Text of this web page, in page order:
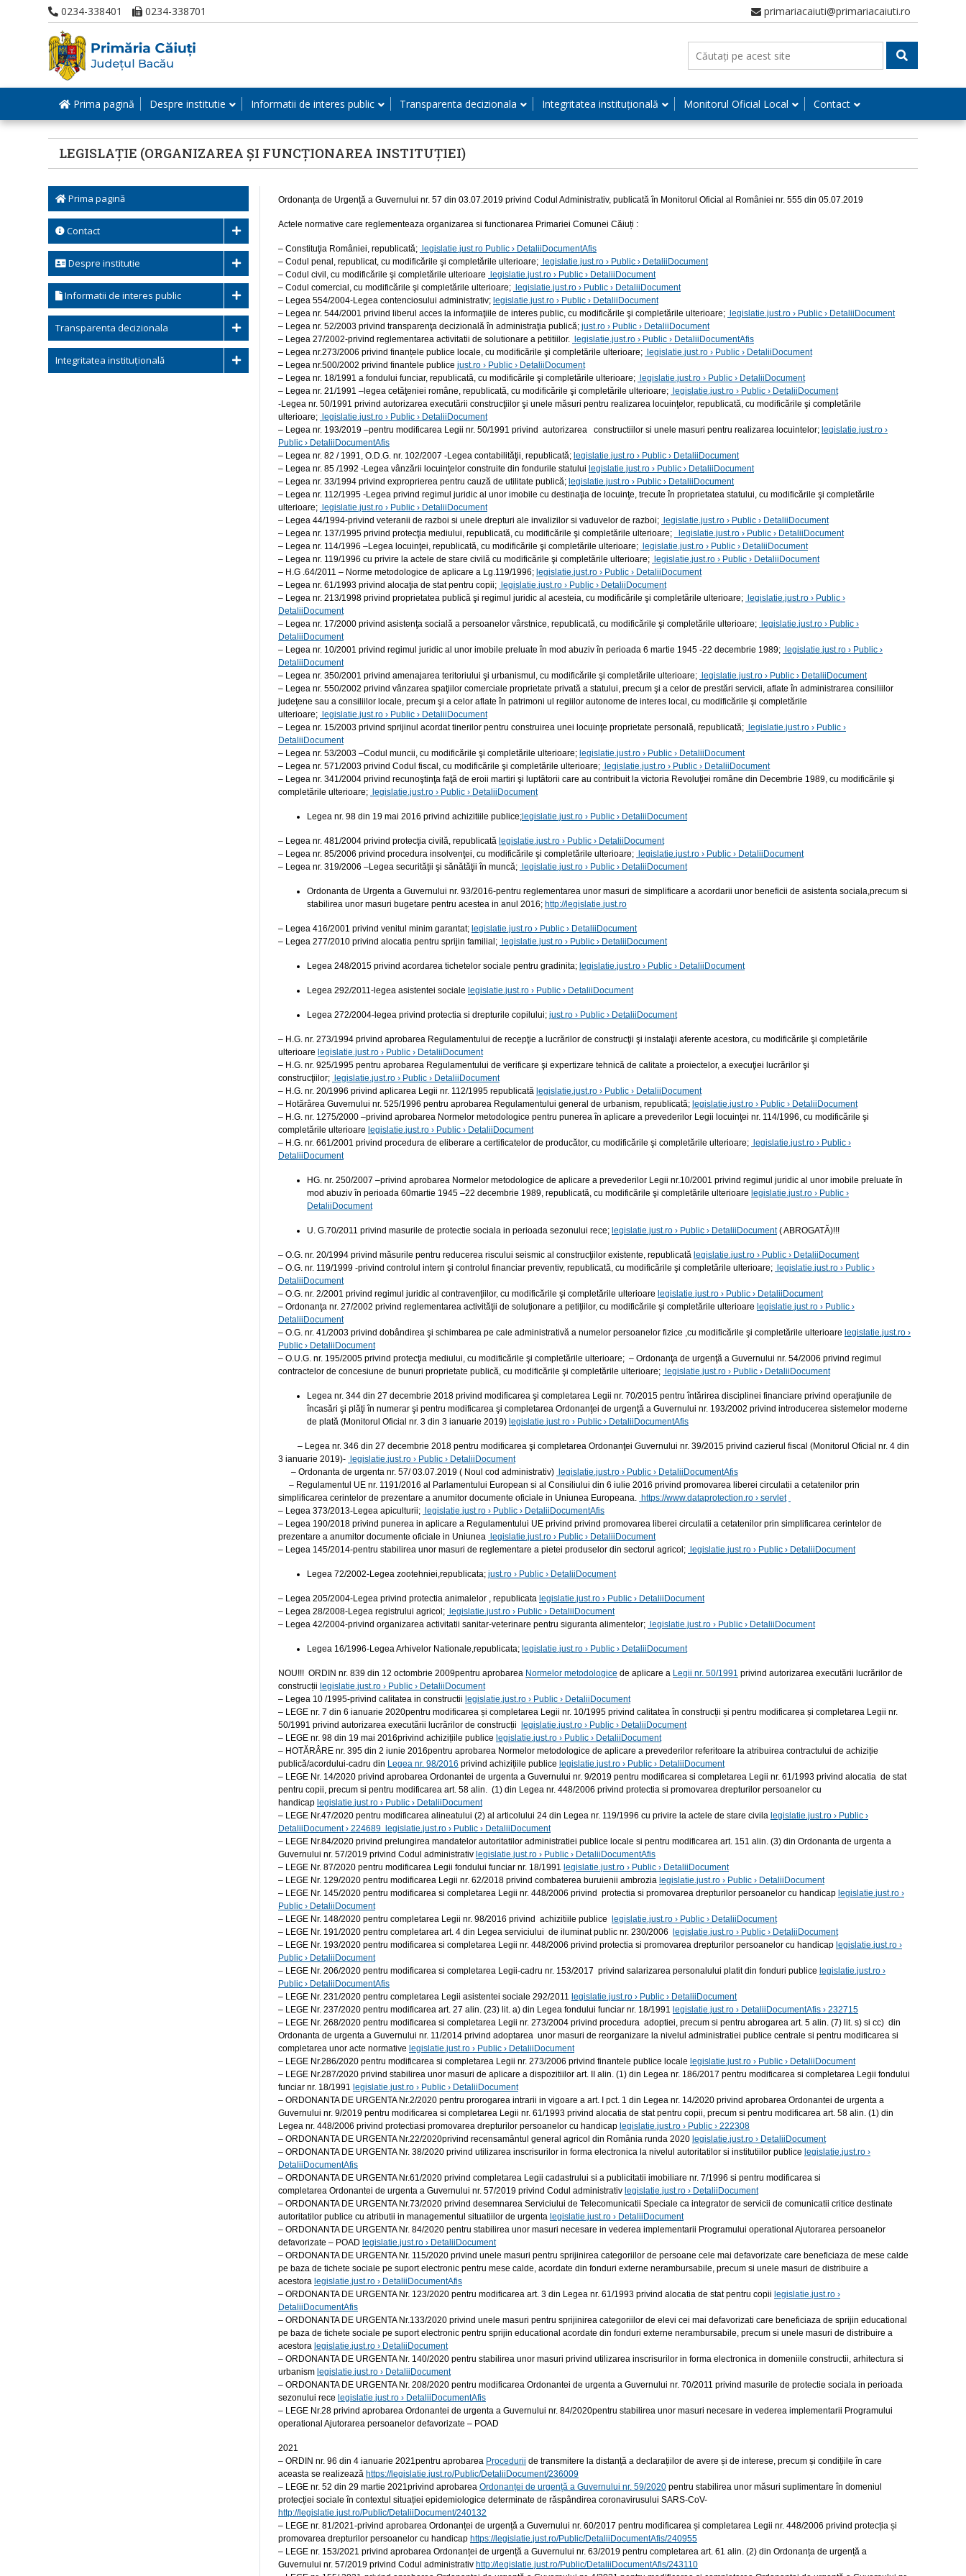
0234-338401 0234-338701 primariacaiuti@primariacaiuti.ro
Prima pagină Despre institutie Informatii de interes public Transparenta decizionala Integritatea instituțională Monitorul Oficial Local Contact
LEGISLAȚIE (ORGANIZAREA ȘI FUNCȚIONAREA INSTITUȚIEI)
Prima pagină
Contact
Despre institutie
Informatii de interes public
Transparenta decizionala
Integritatea instituțională
Ordonanța de Urgență a Guvernului nr. 57 din 03.07.2019 privind Codul Administrativ, publicată în Monitorul Oficial al României nr. 555 din 05.07.2019
Actele normative care reglementeaza organizarea si functionarea Primariei Comunei Căiuți :
– Constituţia României, republicată;
legislatie.just.ro Public › DetaliiDocumentAfis
– Codul penal, republicat, cu modificările şi completările ulterioare;
legislatie.just.ro › Public › DetaliiDocument
– Codul civil, cu modificările şi completările ulterioare
legislatie.just.ro › Public › DetaliiDocument
– Codul comercial, cu modificările şi completările ulterioare;
legislatie.just.ro › Public › DetaliiDocument
– Legea 554/2004-Legea contenciosului administrativ; legislatie.just.ro › Public › DetaliiDocument
– Legea nr. 544/2001 privind liberul acces la informaţiile de interes public, cu modificările şi completările ulterioare;
legislatie.just.ro › Public › DetaliiDocument
– Legea nr. 52/2003 privind transparenţa decizională în administraţia publică; just.ro › Public › DetaliiDocument
– Legea 27/2002-privind reglementarea activitatii de solutionare a petitiilor.
legislatie.just.ro › Public › DetaliiDocumentAfis
– Legea nr.273/2006 privind finanțele publice locale, cu modificările şi completările ulterioare;
legislatie.just.ro › Public › DetaliiDocument
– Legea nr.500/2002 privind finantele publice just.ro › Public › DetaliiDocument
– Legea nr. 18/1991 a fondului funciar, republicată, cu modificările şi completările ulterioare;
legislatie.just.ro › Public › DetaliiDocument
– Legea nr. 21/1991 –legea cetăţeniei române, republicată, cu modificările şi completările ulterioare;
legislatie.just.ro › Public › DetaliiDocument
-Legea nr. 50/1991 privind autorizarea executării construcţiilor şi unele măsuri pentru realizarea locuinţelor, republicată, cu modificările şi completările
ulterioare;
legislatie.just.ro › Public › DetaliiDocument
– Legea nr. 193/2019 –pentru modificarea Legii nr. 50/1991 privind autorizarea constructiilor si unele masuri pentru realizarea locuintelor; legislatie.just.ro ›
Public › DetaliiDocumentAfis
– Legea nr. 82 / 1991, O.D.G. nr. 102/2007 -Legea contabilităţii, republicată; legislatie.just.ro › Public › DetaliiDocument
– Legea nr. 85 /1992 -Legea vânzării locuinţelor construite din fondurile statului legislatie.just.ro › Public › DetaliiDocument
– Legea nr. 33/1994 privind exproprierea pentru cauză de utilitate publică; legislatie.just.ro › Public › DetaliiDocument
– Legea nr. 112/1995 -Legea privind regimul juridic al unor imobile cu destinaţia de locuinţe, trecute în proprietatea statului, cu modificările şi completările
ulterioare;
legislatie.just.ro › Public › DetaliiDocument
– Legea 44/1994-privind veteranii de razboi si unele drepturi ale invalizilor si vaduvelor de razboi;
legislatie.just.ro › Public › DetaliiDocument
– Legea nr. 137/1995 privind protecţia mediului, republicată, cu modificările şi completările ulterioare;
legislatie.just.ro › Public › DetaliiDocument
– Legea nr. 114/1996 –Legea locuinţei, republicată, cu modificările şi completările ulterioare;
legislatie.just.ro › Public › DetaliiDocument
– Legea nr. 119/1996 cu privire la actele de stare civilă cu modificările şi completările ulterioare;
legislatie.just.ro › Public › DetaliiDocument
– H.G .64/2011 – Norme metodologice de aplicare a Lg.119/1996; legislatie.just.ro › Public › DetaliiDocument
– Legea nr. 61/1993 privind alocaţia de stat pentru copii;
legislatie.just.ro › Public › DetaliiDocument
– Legea nr. 213/1998 privind proprietatea publică şi regimul juridic al acesteia, cu modificările şi completările ulterioare;
legislatie.just.ro › Public ›
DetaliiDocument
– Legea nr. 17/2000 privind asistenţa socială a persoanelor vârstnice, republicată, cu modificările şi completările ulterioare;
legislatie.just.ro › Public ›
DetaliiDocument
– Legea nr. 10/2001 privind regimul juridic al unor imobile preluate în mod abuziv în perioada 6 martie 1945 -22 decembrie 1989;
legislatie.just.ro › Public ›
DetaliiDocument
– Legea nr. 350/2001 privind amenajarea teritoriului şi urbanismul, cu modificările şi completările ulterioare;
legislatie.just.ro › Public › DetaliiDocument
– Legea nr. 550/2002 privind vânzarea spaţiilor comerciale proprietate privată a statului, precum şi a celor de prestări servicii, aflate în administrarea consiliilor
judeţene sau a consiliilor locale, precum şi a celor aflate în patrimoni ul regiilor autonome de interes local, cu modificările şi completările
ulterioare;
legislatie.just.ro › Public › DetaliiDocument
– Legea nr. 15/2003 privind sprijinul acordat tinerilor pentru construirea unei locuinţe proprietate personală, republicată;
legislatie.just.ro › Public ›
DetaliiDocument
– Legea nr. 53/2003 –Codul muncii, cu modificările şi completările ulterioare; legislatie.just.ro › Public › DetaliiDocument
– Legea nr. 571/2003 privind Codul fiscal, cu modificările şi completările ulterioare;
legislatie.just.ro › Public › DetaliiDocument
– Legea nr. 341/2004 privind recunoştinţa faţă de eroii martiri şi luptătorii care au contribuit la victoria Revoluţiei române din Decembrie 1989, cu modificările şi
completările ulterioare;
legislatie.just.ro › Public › DetaliiDocument
Legea nr. 98 din 19 mai 2016 privind achizitiile publice; legislatie.just.ro › Public › DetaliiDocument
– Legea nr. 481/2004 privind protecţia civilă, republicată legislatie.just.ro › Public › DetaliiDocument
– Legea nr. 85/2006 privind procedura insolvenţei, cu modificările şi completările ulterioare;
legislatie.just.ro › Public › DetaliiDocument
– Legea nr. 319/2006 –Legea securităţii şi sănătăţii în muncă;
legislatie.just.ro › Public › DetaliiDocument
Ordonanta de Urgenta a Guvernului nr. 93/2016-pentru reglementarea unor masuri de simplificare a acordarii unor beneficii de asistenta sociala,precum si
stabilirea unor masuri bugetare pentru acestea in anul 2016; http://legislatie.just.ro
– Legea 416/2001 privind venitul minim garantat; legislatie.just.ro › Public › DetaliiDocument
– Legea 277/2010 privind alocatia pentru sprijin familial;
legislatie.just.ro › Public › DetaliiDocument
Legea 248/2015 privind acordarea tichetelor sociale pentru gradinita; legislatie.just.ro › Public › DetaliiDocument
Legea 292/2011-legea asistentei sociale legislatie.just.ro › Public › DetaliiDocument
Legea 272/2004-legea privind protectia si drepturile copilului; just.ro › Public › DetaliiDocument
– H.G. nr. 273/1994 privind aprobarea Regulamentului de recepţie a lucrărilor de construcţii şi instalaţii aferente acestora, cu modificările şi completările
ulterioare legislatie.just.ro › Public › DetaliiDocument
– H.G. nr. 925/1995 pentru aprobarea Regulamentului de verificare şi expertizare tehnică de calitate a proiectelor, a execuţiei lucrărilor şi
construcţiilor;
legislatie.just.ro › Public › DetaliiDocument
– H.G. nr. 20/1996 privind aplicarea Legii nr. 112/1995 republicată legislatie.just.ro › Public › DetaliiDocument
– Hotărârea Guvernului nr. 525/1996 pentru aprobarea Regulamentului general de urbanism, republicată; legislatie.just.ro › Public › DetaliiDocument
– H.G. nr. 1275/2000 –privind aprobarea Normelor metodologice pentru punerea în aplicare a prevederilor Legii locuinţei nr. 114/1996, cu modificările şi
completările ulterioare legislatie.just.ro › Public › DetaliiDocument
– H.G. nr. 661/2001 privind procedura de eliberare a certificatelor de producător, cu modificările şi completările ulterioare;
legislatie.just.ro › Public ›
DetaliiDocument
HG. nr. 250/2007 –privind aprobarea Normelor metodologice de aplicare a prevederilor Legii nr.10/2001 privind regimul juridic al unor imobile preluate în
mod abuziv în perioada 60martie 1945 –22 decembrie 1989, republicată, cu modificările şi completările ulterioare legislatie.just.ro › Public ›
DetaliiDocument
U. G.70/2011 privind masurile de protectie sociala in perioada sezonului rece; legislatie.just.ro › Public › DetaliiDocument( ABROGATĂ)!!!
– O.G. nr. 20/1994 privind măsurile pentru reducerea riscului seismic al construcţiilor existente, republicată legislatie.just.ro › Public › DetaliiDocument
– O.G. nr. 119/1999 -privind controlul intern şi controlul financiar preventiv, republicată, cu modificările şi completările ulterioare;
legislatie.just.ro › Public ›
DetaliiDocument
– O.G. nr. 2/2001 privind regimul juridic al contravenţiilor, cu modificările şi completările ulterioare legislatie.just.ro › Public › DetaliiDocument
– Ordonanţa nr. 27/2002 privind reglementarea activităţii de soluţionare a petiţiilor, cu modificările şi completările ulterioare legislatie.just.ro › Public ›
DetaliiDocument
– O.G. nr. 41/2003 privind dobândirea şi schimbarea pe cale administrativă a numelor persoanelor fizice ,cu modificările şi completările ulterioare legislatie.just.ro ›
Public › DetaliiDocument
– O.U.G. nr. 195/2005 privind protecţia mediului, cu modificările şi completările ulterioare; – Ordonanţa de urgenţă a Guvernului nr. 54/2006 privind regimul
contractelor de concesiune de bunuri proprietate publică, cu modificările şi completările ulterioare;
legislatie.just.ro › Public › DetaliiDocument
Legea nr. 344 din 27 decembrie 2018 privind modificarea şi completarea Legii nr. 70/2015 pentru întărirea disciplinei financiare privind operaţiunile de
încasări şi plăţi în numerar şi pentru modificarea şi completarea Ordonanţei de urgenţă a Guvernului nr. 193/2002 privind introducerea sistemelor moderne
de plată (Monitorul Oficial nr. 3 din 3 ianuarie 2019) legislatie.just.ro › Public › DetaliiDocumentAfis
– Legea nr. 346 din 27 decembrie 2018 pentru modificarea şi completarea Ordonanţei Guvernului nr. 39/2015 privind cazierul fiscal (Monitorul Oficial nr. 4 din
3 ianuarie 2019)-
legislatie.just.ro › Public › DetaliiDocument
– Ordonanta de urgenta nr. 57/ 03.07.2019 ( Noul cod administrativ)
legislatie.just.ro › Public › DetaliiDocumentAfis
– Regulamentul UE nr. 1191/2016 al Parlamentului European si al Consiliului din 6 iulie 2016 privind promovarea liberei circulatii a cetatenilor prin
simplificarea cerintelor de prezentare a anumitor documente oficiale in Uniunea Europeana. https://www.dataprotection.ro › servlet
– Legea 373/2013-Legea apiculturii;
legislatie.just.ro › Public › DetaliiDocumentAfis
– Legea 190/2018 privind punerea in aplicare a Regulamentului UE privind privind promovarea liberei circulatii a cetatenilor prin simplificarea cerintelor de
prezentare a anumitor documente oficiale in Uniunea
legislatie.just.ro › Public › DetaliiDocument
– Legea 145/2014-pentru stabilirea unor masuri de reglementare a pietei produselor din sectorul agricol;
legislatie.just.ro › Public › DetaliiDocument
Legea 72/2002-Legea zootehniei,republicata; just.ro › Public › DetaliiDocument
– Legea 205/2004-Legea privind protectia animalelor , republicata legislatie.just.ro › Public › DetaliiDocument
– Legea 28/2008-Legea registrului agricol;
legislatie.just.ro › Public › DetaliiDocument
– Legea 42/2004-privind organizarea activitatii sanitar-veterinare pentru siguranta alimentelor;
legislatie.just.ro › Public › DetaliiDocument
Legea 16/1996-Legea Arhivelor Nationale,republicata; legislatie.just.ro › Public › DetaliiDocument
NOU!!! ORDIN nr. 839 din 12 octombrie 2009pentru aprobarea Normelor metodologice de aplicare a Legii nr. 50/1991 privind autorizarea executării lucrărilor de
construcții legislatie.just.ro › Public › DetaliiDocument
– Legea 10 /1995-privind calitatea in constructii legislatie.just.ro › Public › DetaliiDocument
– LEGE nr. 7 din 6 ianuarie 2020pentru modificarea și completarea Legii nr. 10/1995 privind calitatea în construcții și pentru modificarea și completarea Legii nr.
50/1991 privind autorizarea executării lucrărilor de construcții
legislatie.just.ro › Public › DetaliiDocument
– LEGE nr. 98 din 19 mai 2016privind achizițiile publice legislatie.just.ro › Public › DetaliiDocument
– HOTĂRÂRE nr. 395 din 2 iunie 2016pentru aprobarea Normelor metodologice de aplicare a prevederilor referitoare la atribuirea contractului de achiziție
publică/acordului-cadru din Legea nr. 98/2016 privind achizițiile publice legislatie.just.ro › Public › DetaliiDocument
– LEGE Nr. 14/2020 privind aprobarea Ordonantei de urgenta a Guvernului nr. 9/2019 pentru modificarea si completarea Legii nr. 61/1993 privind alocatia de stat
pentru copii, precum si pentru modificarea art. 58 alin. (1) din Legea nr. 448/2006 privind protectia si promovarea drepturilor persoanelor cu
handicap legislatie.just.ro › Public › DetaliiDocument
– LEGE Nr.47/2020 pentru modificarea alineatului (2) al articolului 24 din Legea nr. 119/1996 cu privire la actele de stare civila legislatie.just.ro › Public ›
DetaliiDocument › 224689
legislatie.just.ro › Public › DetaliiDocument
– LEGE Nr.84/2020 privind prelungirea mandatelor autoritatilor administratiei publice locale si pentru modificarea art. 151 alin. (3) din Ordonanta de urgenta a
Guvernului nr. 57/2019 privind Codul administrativ legislatie.just.ro › Public › DetaliiDocumentAfis
– LEGE Nr. 87/2020 pentru modificarea Legii fondului funciar nr. 18/1991 legislatie.just.ro › Public › DetaliiDocument
– LEGE Nr. 129/2020 pentru modificarea Legii nr. 62/2018 privind combaterea buruienii ambrozia legislatie.just.ro › Public › DetaliiDocument
– LEGE Nr. 145/2020 pentru modificarea si completarea Legii nr. 448/2006 privind protectia si promovarea drepturilor persoanelor cu handicap legislatie.just.ro ›
Public › DetaliiDocument
– LEGE Nr. 148/2020 pentru completarea Legii nr. 98/2016 privind achizitiile publice
legislatie.just.ro › Public › DetaliiDocument
– LEGE Nr. 191/2020 pentru completarea art. 4 din Legea serviciului de iluminat public nr. 230/2006
legislatie.just.ro › Public › DetaliiDocument
– LEGE Nr. 193/2020 pentru modificarea si completarea Legii nr. 448/2006 privind protectia si promovarea drepturilor persoanelor cu handicap legislatie.just.ro ›
Public › DetaliiDocument
– LEGE Nr. 206/2020 pentru modificarea si completarea Legii-cadru nr. 153/2017 privind salarizarea personalului platit din fonduri publice legislatie.just.ro ›
Public › DetaliiDocumentAfis
– LEGE Nr. 231/2020 pentru completarea Legii asistentei sociale 292/2011 legislatie.just.ro › Public › DetaliiDocument
– LEGE Nr. 237/2020 pentru modificarea art. 27 alin. (23) lit. a) din Legea fondului funciar nr. 18/1991 legislatie.just.ro › DetaliiDocumentAfis › 232715
– LEGE Nr. 268/2020 pentru modificarea si completarea Legii nr. 273/2004 privind procedura adoptiei, precum si pentru abrogarea art. 5 alin. (7) lit. s) si cc) din
Ordonanta de urgenta a Guvernului nr. 11/2014 privind adoptarea unor masuri de reorganizare la nivelul administratiei publice centrale si pentru modificarea si
completarea unor acte normative legislatie.just.ro › Public › DetaliiDocument
– LEGE Nr.286/2020 pentru modificarea si completarea Legii nr. 273/2006 privind finantele publice locale legislatie.just.ro › Public › DetaliiDocument
– LEGE Nr.287/2020 privind stabilirea unor masuri de aplicare a dispozitiilor art. II alin. (1) din Legea nr. 186/2017 pentru modificarea si completarea Legii fondului
funciar nr. 18/1991 legislatie.just.ro › Public › DetaliiDocument
– ORDONANTA DE URGENTA Nr.2/2020 pentru prorogarea intrarii in vigoare a art. I pct. 1 din Legea nr. 14/2020 privind aprobarea Ordonantei de urgenta a
Guvernului nr. 9/2019 pentru modificarea si completarea Legii nr. 61/1993 privind alocatia de stat pentru copii, precum si pentru modificarea art. 58 alin. (1) din
Legea nr. 448/2006 privind protectiasi promovarea drepturilor persoanelor cu handicap legislatie.just.ro › Public › 222308
– ORDONANTA DE URGENTA Nr.22/2020privind recensamântul general agricol din România runda 2020 legislatie.just.ro › DetaliiDocument
– ORDONANTA DE URGENTA Nr. 38/2020 privind utilizarea inscrisurilor in forma electronica la nivelul autoritatilor si institutiilor publice legislatie.just.ro ›
DetaliiDocumentAfis
– ORDONANTA DE URGENTA Nr.61/2020 privind completarea Legii cadastrului si a publicitatii imobiliare nr. 7/1996 si pentru modificarea si
completarea Ordonantei de urgenta a Guvernului nr. 57/2019 privind Codul administrativ legislatie.just.ro › DetaliiDocument
– ORDONANTA DE URGENTA Nr.73/2020 privind desemnarea Serviciului de Telecomunicatii Speciale ca integrator de servicii de comunicatii critice destinate
autoritatilor publice cu atributii in managementul situatiilor de urgenta legislatie.just.ro › DetaliiDocument
– ORDONANTA DE URGENTA Nr. 84/2020 pentru stabilirea unor masuri necesare in vederea implementarii Programului operational Ajutorarea persoanelor
defavorizate – POAD legislatie.just.ro › DetaliiDocument
– ORDONANTA DE URGENTA Nr. 115/2020 privind unele masuri pentru sprijinirea categoriilor de persoane cele mai defavorizate care beneficiaza de mese calde
pe baza de tichete sociale pe suport electronic pentru mese calde, acordate din fonduri externe nerambursabile, precum si unele masuri de distribuire a
acestora legislatie.just.ro › DetaliiDocumentAfis
– ORDONANTA DE URGENTA Nr. 123/2020 pentru modificarea art. 3 din Legea nr. 61/1993 privind alocatia de stat pentru copii legislatie.just.ro ›
DetaliiDocumentAfis
– ORDONANTA DE URGENTA Nr.133/2020 privind unele masuri pentru sprijinirea categoriilor de elevi cei mai defavorizati care beneficiaza de sprijin educational
pe baza de tichete sociale pe suport electronic pentru sprijin educational acordate din fonduri externe nerambursabile, precum si unele masuri de distribuire a
acestora legislatie.just.ro › DetaliiDocument
– ORDONANTA DE URGENTA Nr. 140/2020 pentru stabilirea unor masuri privind utilizarea inscrisurilor in forma electronica in domeniile constructii, arhitectura si
urbanism legislatie.just.ro › DetaliiDocument
– ORDONANTA DE URGENTA Nr. 208/2020 pentru modificarea Ordonantei de urgenta a Guvernului nr. 70/2011 privind masurile de protectie sociala in perioada
sezonului rece legislatie.just.ro › DetaliiDocumentAfis
– LEGE Nr.28 privind aprobarea Ordonantei de urgenta a Guvernului nr. 84/2020pentru stabilirea unor masuri necesare in vederea implementarii Programului
operational Ajutorarea persoanelor defavorizate – POAD
2021
– ORDIN nr. 96 din 4 ianuarie 2021pentru aprobarea Procedurii de transmitere la distanță a declarațiilor de avere și de interese, precum și condițiile în care
aceasta se realizează https://legislatie.just.ro/Public/DetaliiDocument/236009
– LEGE nr. 52 din 29 martie 2021privind aprobarea Ordonanței de urgență a Guvernului nr. 59/2020 pentru stabilirea unor măsuri suplimentare în domeniul
protecției sociale în contextul situației epidemiologice determinate de răspândirea coronavirusului SARS-CoV-
http://legislatie.just.ro/Public/DetaliiDocument/240132
– LEGE nr. 81/2021-privind aprobarea Ordonanței de urgență a Guvernului nr. 60/2017 pentru modificarea și completarea Legii nr. 448/2006 privind protecția și
promovarea drepturilor persoanelor cu handicap https://legislatie.just.ro/Public/DetaliiDocumentAfis/240955
– LEGE nr. 153/2021 privind aprobarea Ordonanței de urgență a Guvernului nr. 63/2019 pentru completarea art. 61 alin. (2) din Ordonanța de urgență a
Guvernului nr. 57/2019 privind Codul administrativ http://legislatie.just.ro/Public/DetaliiDocumentAfis/243110